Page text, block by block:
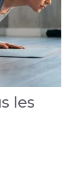
les